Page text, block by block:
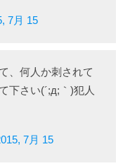
7月 15
、何人か刺されて
下さい(´;д;｀)犯人
7月 15